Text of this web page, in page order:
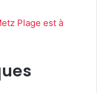
Plage est à